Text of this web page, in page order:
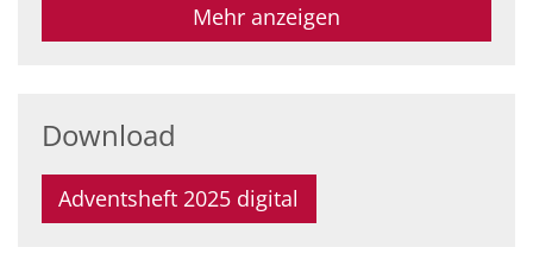
Mehr anzeigen
Download
Adventsheft 2025 digital